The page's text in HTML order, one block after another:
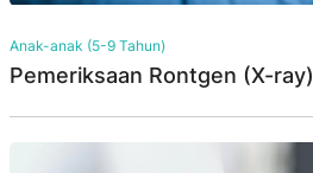
Anak-anak (5-9 Tahun)
Pemeriksaan Rontgen (X-ray)